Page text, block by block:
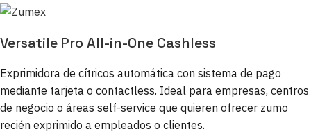
Versatile Pro All-in-One Cashless
Exprimidora de cítricos automática con sistema de pago
mediante tarjeta o contactless. Ideal para empresas, centros
de negocio o áreas self-service que quieren ofrecer zumo
recién exprimido a empleados o clientes.